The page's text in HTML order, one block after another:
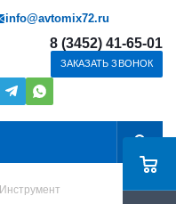
info@avtomix72.ru
8 (3452) 41-65-01
ЗАКАЗАТЬ ЗВОНОК
Инструмент